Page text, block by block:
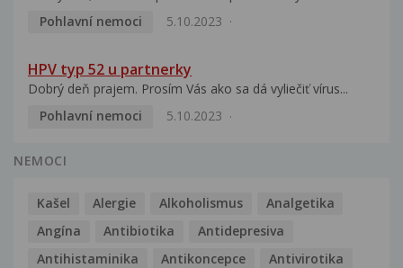
Pohlavní nemoci
5.10.2023
HPV typ 52 u partnerky
Dobrý deň prajem. Prosím Vás ako sa dá vyliečiť vírus...
Pohlavní nemoci
5.10.2023
NEMOCI
Kašel Alergie Alkoholismus
Analgetika
Angína
Antibiotika
Antidepresiva
Antihistaminika
Antikoncepce Antivirotika